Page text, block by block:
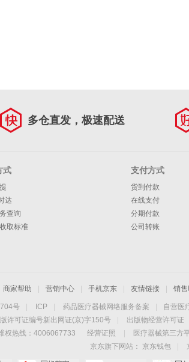
多仓直发，极速配送
式
达
查询
取标准
支付方式
货到付款
在线支付
分期付款
公司转账
商家帮助 营销中心 手机京东 友情链接 销售
号 ICP 药品医疗器械网络服务备案 自营医
许可证编号新出网证(京)字150号
出版物经营许可证
权热线：4006067733 经营证照 医疗器械第三方
京东旗下网站：
京东钱包